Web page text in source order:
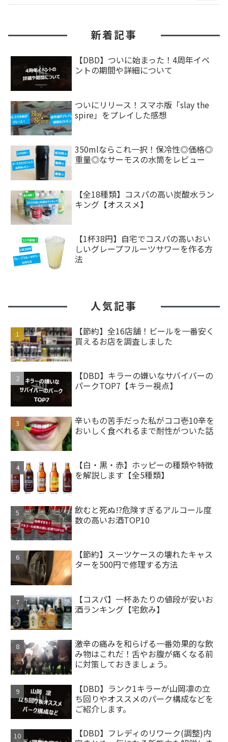
新着記事
【DBD】ついに始まった！4周年イベ
ントの期間や詳細について
ついにリリース！スマホ版「slay the
spire」をプレイした感想
350mlならこれ一択！保冷性◎価格◎
重量◎なサーモスの水筒をレビュー
【全18種類】コスパの高い炭酸水ラン
キング【オススメ】
【1杯38円】自宅でコスパの高いおい
しいグレープフルーツサワーを作る方
法
人気記事
【節約】全16店舗！ビールを一番安く
買えるお店を調査しました
【DBD】キラーの嫌いなサバイバーの
パークTOP7【キラー視点】
辛いもの苦手だった私がココ壱10辛を
おいしく食べれるまで耐性がついた話
【白・黒・赤】ホッピーの種類や特徴
を解説します【全5種類】
飲むと死ぬ!?危険すぎるアルコール度
数の高いお酒TOP10
【節約】スーツケースの壊れたキャス
ターを500円で修理する方法
【コスパ】一杯あたりの値段が安いお
酒ランキング【宅飲み】
激辛の痛みを和らげる一番効果的な飲
み物はこれだ！舌やお腹が痛くなる前
に対策しておきましょう。
【DBD】ランク1キラーが山岡凛の立
ち回りやオススメのパーク構成などを
ご紹介します。
【DBD】フレディのリワーク(調整)内